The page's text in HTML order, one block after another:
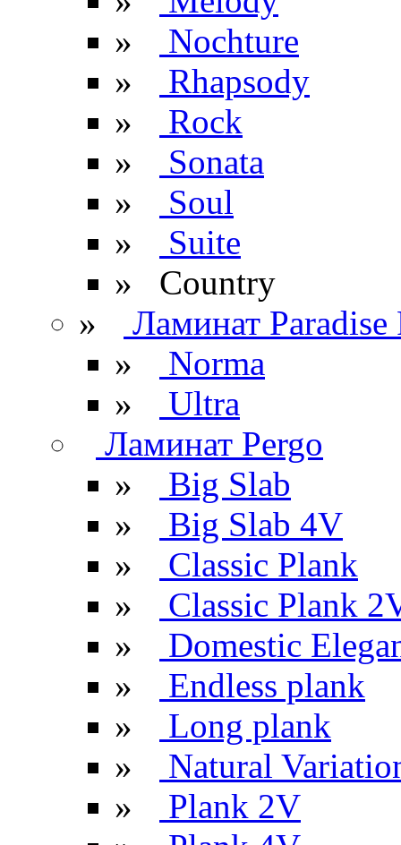
»
Nochture
»
Rhapsody
»
Rock
»
Sonata
»
Soul
»
Suite
» Сountry
»
Ламинат Paradise
»
Norma
»
Ultra
Ламинат Pergo
»
Big Slab
»
Big Slab 4V
»
Classic Plank
»
Classic Plank
»
Domestic
»
Endless plank
»
Long plank
»
Natural
»
Plank 2V